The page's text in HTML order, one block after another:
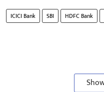
ICICI Bank SBI HDFC Bank